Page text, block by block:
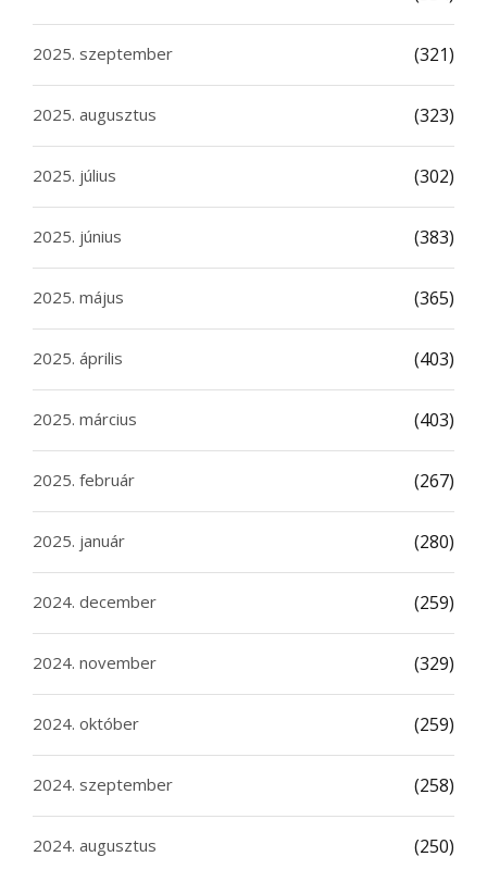
2025. szeptember (321)
2025. augusztus (323)
2025. július (302)
2025. június (383)
2025. május (365)
2025. április (403)
2025. március (403)
2025. február (267)
2025. január (280)
2024. december (259)
2024. november (329)
2024. október (259)
2024. szeptember (258)
2024. augusztus (250)